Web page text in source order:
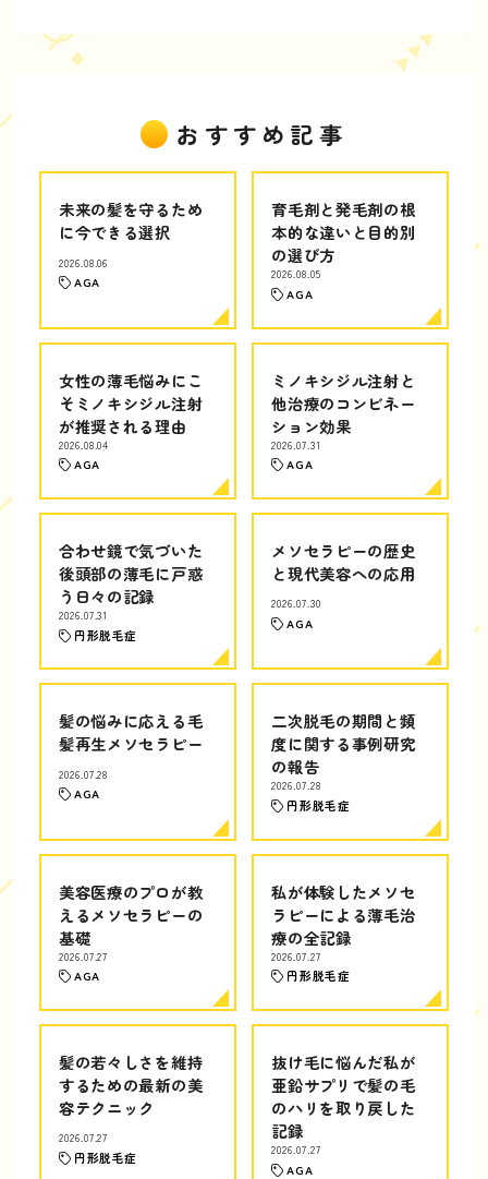
おすすめ記事
未来の髪を守るため
に今できる選択
2026.08.06
AGA
育毛剤と発毛剤の根
本的な違いと目的別
の選び方
2026.08.05
AGA
女性の薄毛悩みにこ
そミノキシジル注射
が推奨される理由
2026.08.04
AGA
ミノキシジル注射と
他治療のコンビネー
ション効果
2026.07.31
AGA
合わせ鏡で気づいた
後頭部の薄毛に戸惑
う日々の記録
2026.07.31
円形脱毛症
メソセラピーの歴史
と現代美容への応用
2026.07.30
AGA
髪の悩みに応える毛
髪再生メソセラピー
2026.07.28
AGA
二次脱毛の期間と頻
度に関する事例研究
の報告
2026.07.28
円形脱毛症
美容医療のプロが教
えるメソセラピーの
基礎
2026.07.27
AGA
私が体験したメソセ
ラピーによる薄毛治
療の全記録
2026.07.27
円形脱毛症
髪の若々しさを維持
するための最新の美
容テクニック
2026.07.27
円形脱毛症
抜け毛に悩んだ私が
亜鉛サプリで髪の毛
のハリを取り戻した
記録
2026.07.27
AGA